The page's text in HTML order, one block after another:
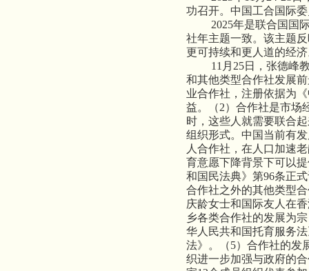
功召开。中国工合国际
2025年是联合国国际
社年主题一致。该主题
更可持续和更人道的经
11月25日，张德峰教
和其他类型合作社发展
业合作社，注册依据为
益。（2）合作社是市场
时，这些人就需要联合
组织形式。中国当前有
人合作社，在人口加速
育意愿下降背景下可以
和国民法典》第96条正
合作社之外的其他类型
庆龄女士和国际友人在
乡各类合作社的发展为
华人民共和国托育服务
法》。（5）合作社的发
织进一步加强与政府的